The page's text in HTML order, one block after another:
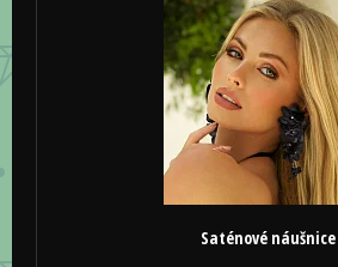
Saténové náušnice